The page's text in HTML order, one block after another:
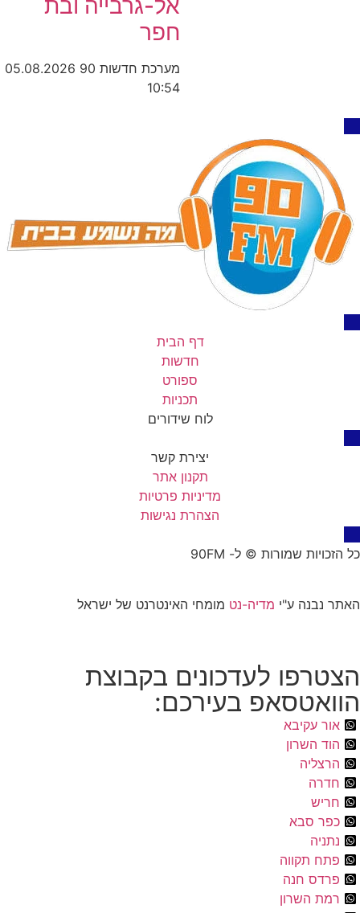
אל-גרבייה ובת
חפר
מערכת חדשות 90
05.08.2026
10:54
דף הבית
חדשות
ספורט
תכניות
לוח שידורים
יצירת קשר
תקנון אתר
מדיניות פרטיות
הצהרת נגישות
כל הזכויות שמורות © ל- 90FM
האתר נבנה ע"י מדיה-נט מומחי האינטרנט של ישראל
הצטרפו לעדכונים בקבוצת
הוואטסאפ בעירכם:
אור עקיבא
הוד השרון
הרצליה
חדרה
חריש
כפר סבא
נתניה
פתח תקווה
פרדס חנה
רמת השרון